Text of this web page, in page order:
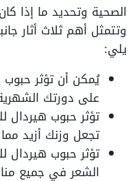
الصحية وتحديد ما إذا
وتتمثل أهم ثلاث أثار
يلي:
يُمكن أن تؤثر حبوب
على دورتك
تؤثر حبوب
تجعل وزنك أزيد
تؤثر حبوب هيردال
الشعر في جميع